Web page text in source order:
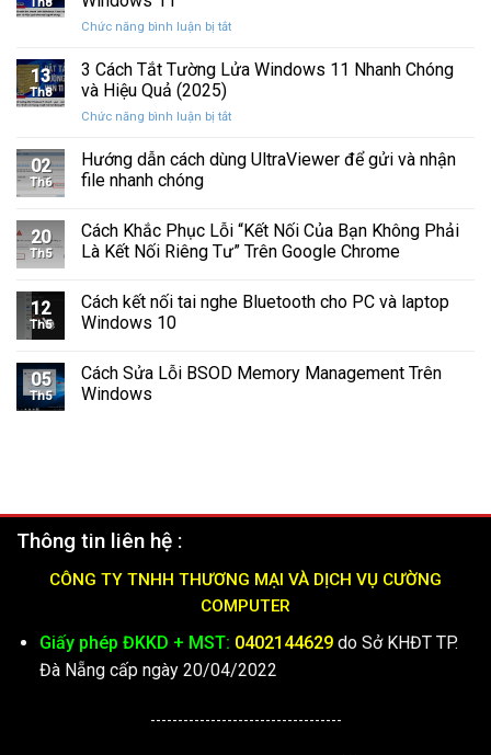
Cứng
Hỏng
Hình
Giác
Trên
C
Th8
Chức năng bình luận bị tắtở
Sửa
Âm
Khi
11
13
Th8
3 Cách Tắt Tường Lửa Windows 11 Nhanh Chóng
và Hiệu Quả (2025)
Chức năng bình luận bị tắtở
Cách
Tắt
Windows
11
và
02
Th6
Hướng dẫn cách dùng UltraViewer để gửi và nhận
file nhanh chóng
20
Th5
Cách Khắc Phục Lỗi “Kết Nối Của Bạn Không Phải
Là Kết Nối Riêng Tư” Trên Google Chrome
12
Th5
Cách kết nối tai nghe Bluetooth cho PC và laptop
Windows 10
05
Th5
Cách Sửa Lỗi BSOD Memory Management Trên
Windows
Thông tin liên hệ :
CÔNG TY TNHH THƯƠNG MẠI VÀ DỊCH VỤ CƯỜNG
COMPUTER
Giấy phép ĐKKD + MST: 0402144629do Sở KHĐT TP.
Đà Nẵng cấp ngày 20/04/2022
-----------------------------------